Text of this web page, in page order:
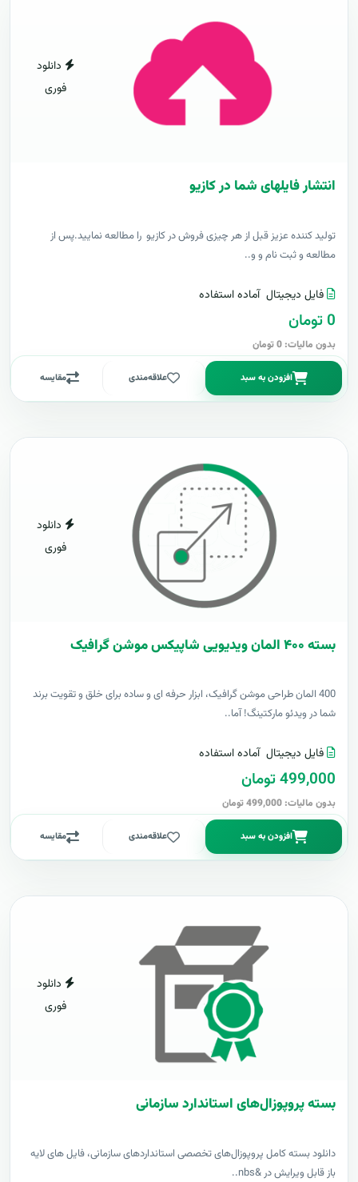
دانلود
فوری
انتشار فایلهای شما در کازیو
توليد کننده عزيز قبل از هر چیزی فروش در کازیو را مطالعه نمایید.پس از
مطالعه و ثبت نام و و..
فایل دیجیتال آماده استفاده
0 تومان
بدون مالیات: 0 تومان
افزودن به سبد علاقه‌مندی مقایسه
دانلود
فوری
بسته ۴۰۰ المان ویدیویی شاپیکس موشن گرافیک
400 المان طراحی موشن گرافیک، ابزار حرفه ای و ساده برای خلق و تقویت برند
شما در ویدئو مارکتینگ! آما..
فایل دیجیتال آماده استفاده
499,000 تومان
بدون مالیات: 499,000 تومان
افزودن به سبد علاقه‌مندی مقایسه
دانلود
فوری
بسته پروپوزال‌های استاندارد سازمانی
دانلود بسته کامل پروپوزال‌های تخصصی استانداردهای سازمانی، فایل های لایه
باز قابل ویرایش در &nbs..